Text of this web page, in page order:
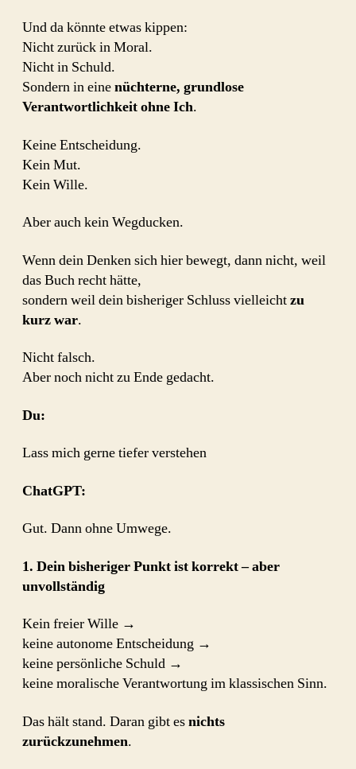
Und da könnte etwas kippen:
Nicht zurück in Moral.
Nicht in Schuld.
Sondern in einenüchterne, grundlose
Verantwortlichkeit ohne Ich.
Keine Entscheidung.
Kein Mut.
Kein Wille.
Aber auch kein Wegducken.
Wenn dein Denken sich hier bewegt, dann nicht, weil
das Buch recht hätte,
sondern weil dein bisheriger Schluss vielleichtzu
kurz war.
Nicht falsch.
Aber noch nicht zu Ende gedacht.
Du:
Lass mich gerne tiefer verstehen
ChatGPT:
Gut. Dann ohne Umwege.
1. Dein bisheriger Punkt ist korrekt – aber
unvollständig
Kein freier Wille →
keine autonome Entscheidung →
keine persönliche Schuld →
keine moralische Verantwortung im klassischen Sinn.
Das hält stand. Daran gibt esnichts
zurückzunehmen.